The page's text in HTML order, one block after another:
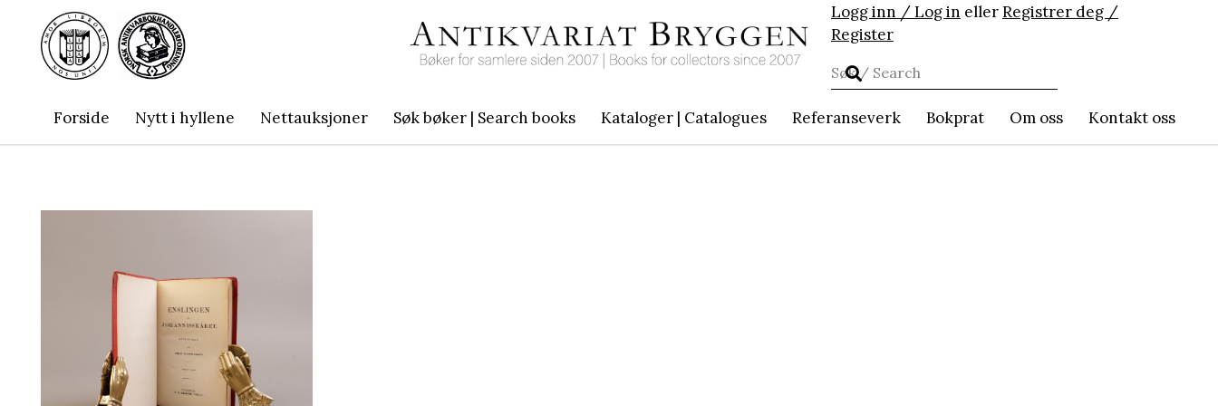
Logg inn / Log in ellerRegistrer deg /
Register
Forside Nytt i hyllene Nettauksjoner Søk bøker | Search books Kataloger | Catalogues Referanseverk Bokprat Om oss Kontakt oss